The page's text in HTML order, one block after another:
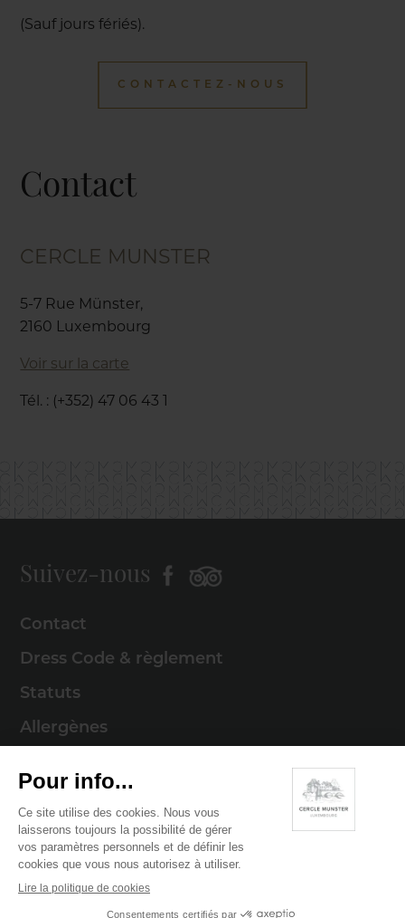
(Sauf jours fériés).
CONTACTEZ-NOUS
Contact
CERCLE MUNSTER
5-7 Rue Münster,
2160 Luxembourg
Voir sur la carte
Tél. : (+352) 47 06 43 1
Suivez-nous
Contact
Dress Code & règlement
Statuts
Allergènes
Mentions légales
Politique de cookies
Politique de confidentialité
© 2026 Cercle Munster . Tous droits réservés